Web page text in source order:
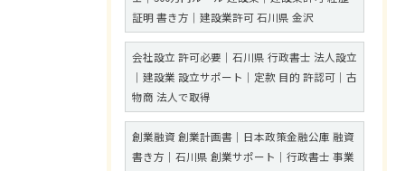
証明 書き方｜建設業許可 石川県 金沢
会社設立 許可必要｜石川県 行政書士 法人設立
｜建設業 設立サポート｜定款 目的 許認可｜古
物商 法人で取得
創業融資 創業計画書｜日本政策金融公庫 融資
書き方｜石川県 創業サポート｜行政書士 事業